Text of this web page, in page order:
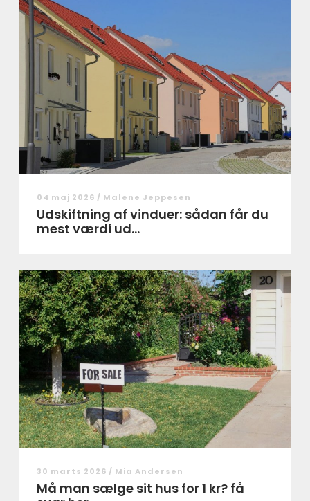
04 maj 2026 / Malene Jeppesen
Udskiftning af vinduer: sådan får du
mest værdi ud...
30 marts 2026 / Mia Andersen
Må man sælge sit hus for 1 kr? få